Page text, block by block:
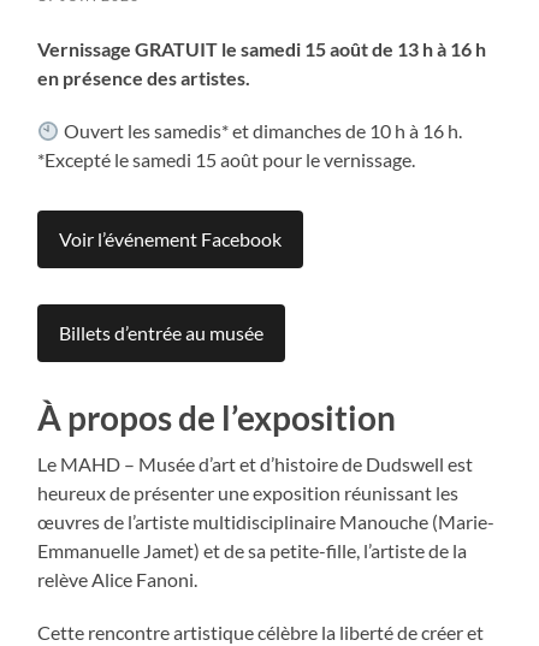
Vernissage GRATUIT le samedi 15 août de 13 h à 16 h
en présence des artistes.
Ouvert les samedis* et dimanches de 10 h à 16 h.
*Excepté le samedi 15 août pour le vernissage.
Voir l’événement Facebook
Billets d’entrée au musée
À propos de l’exposition
Le MAHD – Musée d’art et d’histoire de Dudswell est
heureux de présenter une exposition réunissant les
œuvres de l’artiste multidisciplinaire Manouche (Marie-
Emmanuelle Jamet) et de sa petite-fille, l’artiste de la
relève Alice Fanoni.
Cette rencontre artistique célèbre la liberté de créer et